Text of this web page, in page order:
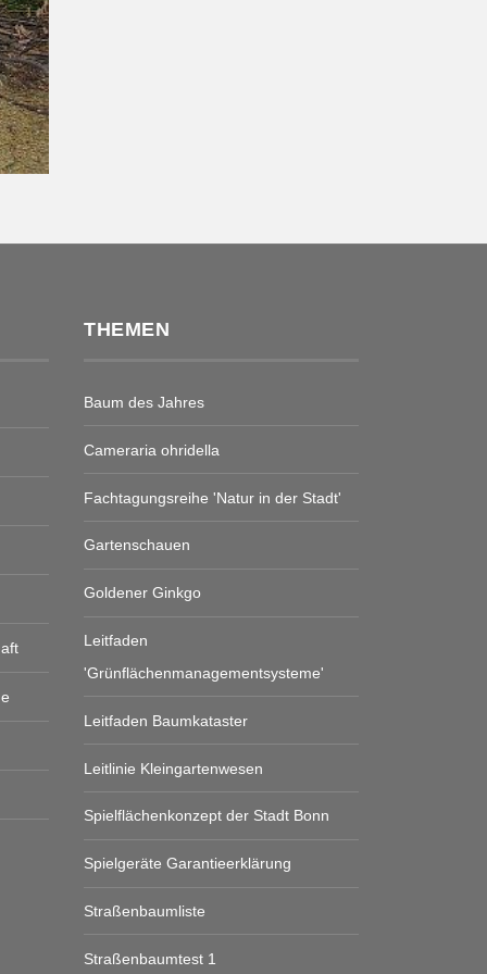
THEMEN
Baum des Jahres
Cameraria ohridella
Fachtagungsreihe 'Natur in der Stadt'
Gartenschauen
Goldener Ginkgo
Leitfaden
'Grünflächenmanagementsysteme'
Leitfaden Baumkataster
Leitlinie Kleingartenwesen
Spielflächenkonzept der Stadt Bonn
Spielgeräte Garantieerklärung
Straßenbaumliste
Straßenbaumtest 1